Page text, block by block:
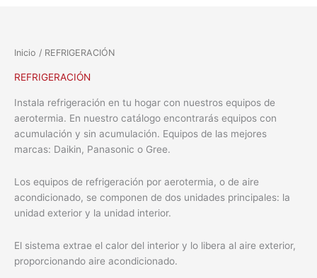
Inicio / REFRIGERACIÓN
REFRIGERACIÓN
Instala refrigeración en tu hogar con nuestros equipos de
aerotermia. En nuestro catálogo encontrarás equipos con
acumulación y sin acumulación. Equipos de las mejores
marcas: Daikin, Panasonic o Gree.
Los equipos de refrigeración por aerotermia, o de aire
acondicionado, se componen de dos unidades principales: la
unidad exterior y la unidad interior.
El sistema extrae el calor del interior y lo libera al aire exterior,
proporcionando aire acondicionado.